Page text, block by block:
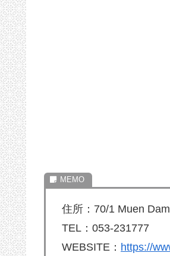
住所：70/1 Muen
TEL：053-231777
WEBSITE： https://